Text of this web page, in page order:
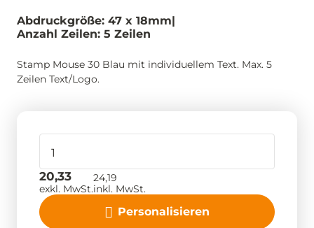
Abdruckgröße: 47 x 18mm
Anzahl Zeilen: 5 Zeilen
Stamp Mouse 30 Blau mit individuellem Text. Max. 5
Zeilen Text/Logo.
Personalisieren
20,33
exkl. MwSt.
24,19
inkl. MwSt.